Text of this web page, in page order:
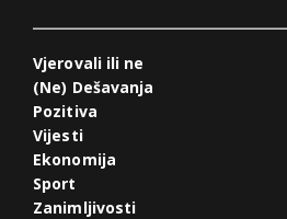
Vjerovali ili ne
(Ne) Dešavanja
Pozitiva
Vijesti
Ekonomija
Sport
Zanimljivosti